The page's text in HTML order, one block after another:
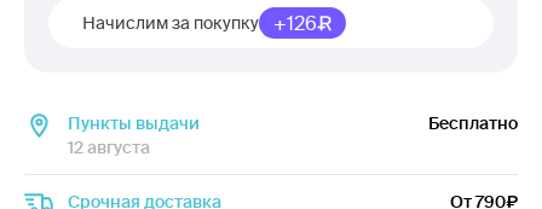
Начислим за покупку +126
Пункты выдачи
12 августа
Бесплатно
Срочная доставка От 790